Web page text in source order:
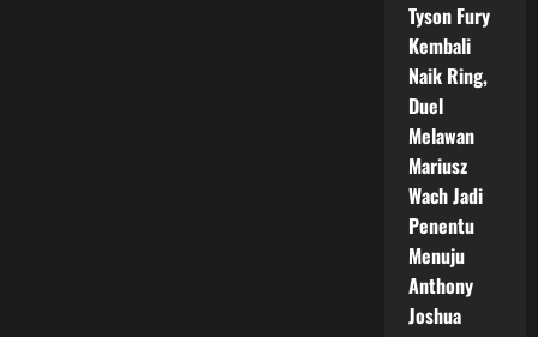
Tyson Fury
Kembali
Naik Ring,
Duel
Melawan
Mariusz
Wach Jadi
Penentu
Menuju
Anthony
Joshua